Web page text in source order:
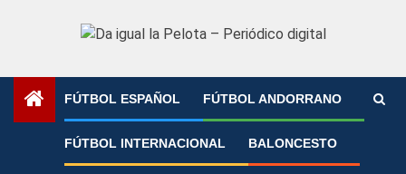
FÚTBOL ESPAÑOL FÚTBOL ANDORRANO
FÚTBOL INTERNACIONAL BALONCESTO
»